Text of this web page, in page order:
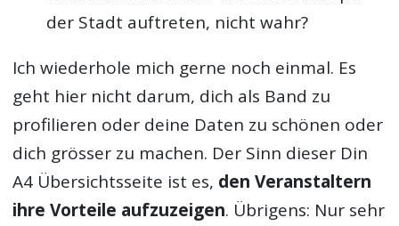
der Stadt auftreten, nicht wahr?
Ich wiederhole mich gerne noch einmal. Es
geht hier nicht darum, dich als Band zu
profilieren oder deine Daten zu schönen oder
dich grösser zu machen. Der Sinn dieser Din
A4 Übersichtsseite ist es, den Veranstaltern
ihre Vorteile aufzuzeigen. Übrigens: Nur sehr